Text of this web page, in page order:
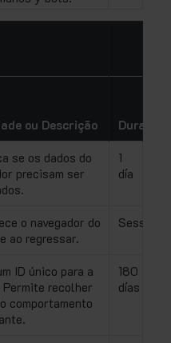
ou Descrição Duração
se os dados do
precisam ser
1
día
o navegador do
ao regressar.
Sessão
ID único para a
recolher
comportamento
180
días